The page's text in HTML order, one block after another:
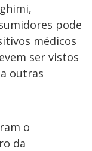
pode
médicos
ser vistos
outras
o
da